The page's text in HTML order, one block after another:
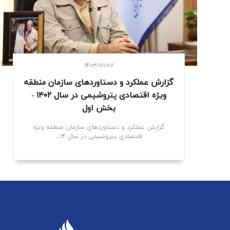
۱۴۰۳/۰۱/۰۷
گزارش عملکرد و دستاوردهای سازمان منطقه
ویژه اقتصادی پتروشیمی در سال ۱۴۰۲ -
بخش اول
گزارش عملکرد و دستاوردهای سازمان منطقه ویژه
اقتصادی پتروشیمی در سال ۱۴...